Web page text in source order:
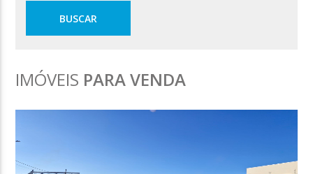
IMÓVEIS PARA VENDA